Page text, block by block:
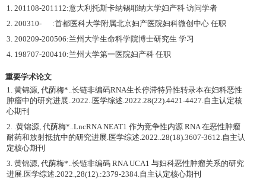
1. 201108-201112:意大利托斯卡纳锡耶纳大学妇产科 访问学者
2. 200310- :首都医科大学附属北京妇产医院妇科微创中心 任职
3. 200209-200506:兰州大学生命科学院博士研究生 学习
4. 198707-200410:兰州大学第一医院妇产科 任职
重要学术论文
1. 黄锦源, 代荫梅*..长链非编码RNA生长停滞特异性转录本在妇科恶性
肿瘤中的研究进展..2022..医学综述.2022.28(22).4421-4427.自主认定核
心期刊
2. .黄锦源, 代荫梅*..LncRNA NEAT1 作为竞争性内源 RNA 在恶性肿瘤
耐药和放射抵抗中的研究进展.医学综述.2022..28(18).3607-3612.自主认
定核心期刊
3. 黄锦源, 代荫梅*..长链非编码 RNA UCA1 与妇科恶性肿瘤关系的研究
进展.医学综述.2022.,28(12).:2379-2384.自主认定核心期刊